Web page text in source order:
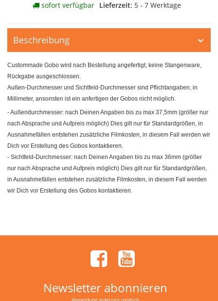
sofort verfügbar Lieferzeit: 5 - 7 Werktage
Beschreibung
Custommade Gobo wird nach Bestellung angefertigt, keine Stangenware,
Rückgabe ausgeschlossen.
Außen-Durchmesser und Sichtfeld-Durchmesser sind Pflichtangaben, in
Millimeter, ansonsten ist ein anfertigen der Gobos nicht möglich.
- Außendurchmesser: nach Deinen Angaben bis zu max 37,5mm (größer nur
nach Absprache und Aufpreis möglich) Dies gilt nur für Standardgrößen, in
Ausnahmefällen entstehen zusätzliche Filmkosten, in diesem Fall werden wir
Dich vor Erstellung des Gobos kontaktieren.
- Sichtfeld-Durchmesser: nach Deinen Angaben bis zu max 36mm (größer
nur nach Absprache und Aufpreis möglich) Dies gilt nur für Standardgrößen,
in Ausnahmefällen entstehen zusätzliche Filmkosten, in diesem Fall werden
wir Dich vor Erstellung des Gobos kontaktieren.
Newsletter abonnieren
Abmeldung jederzeit möglich